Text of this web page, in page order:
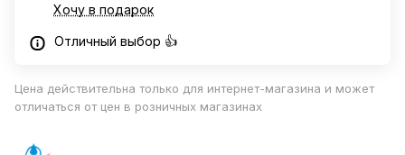
Хочу в подарок
Отличный выбор 👍
Цена действительна только для интернет-магазина и может
отличаться от цен в розничных магазинах